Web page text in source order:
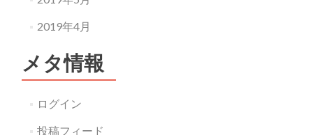
2019年4月
メタ情報
ログイン
投稿フィード